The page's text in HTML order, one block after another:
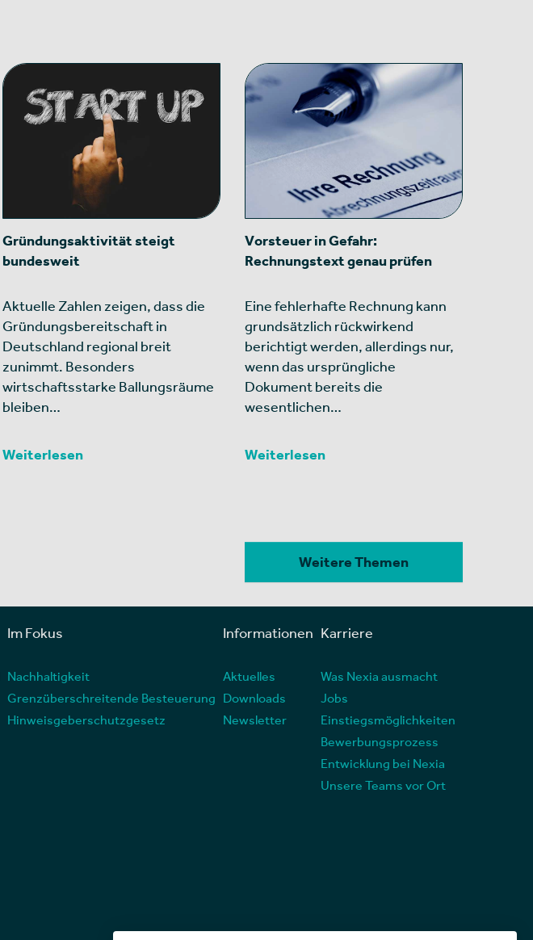
Gründungsaktivität steigt
bundesweit
Aktuelle Zahlen zeigen, dass die
Gründungsbereitschaft in
Deutschland regional breit
zunimmt. Besonders
wirtschaftsstarke Ballungsräume
bleiben…
Weiterlesen
Vorsteuer in Gefahr:
Rechnungstext genau prüfen
Eine fehlerhafte Rechnung kann
grundsätzlich rückwirkend
berichtigt werden, allerdings nur,
wenn das ursprüngliche
Dokument bereits die
wesentlichen…
Weiterlesen
Weitere Themen
Im Fokus
Nachhaltigkeit
Grenzüberschreitende Besteuerung
Hinweisgeberschutzgesetz
Informationen
Aktuelles
Downloads
Newsletter
Karriere
Was Nexia ausmacht
Jobs
Einstiegsmöglichkeiten
Bewerbungsprozess
Entwicklung bei Nexia
Unsere Teams vor Ort